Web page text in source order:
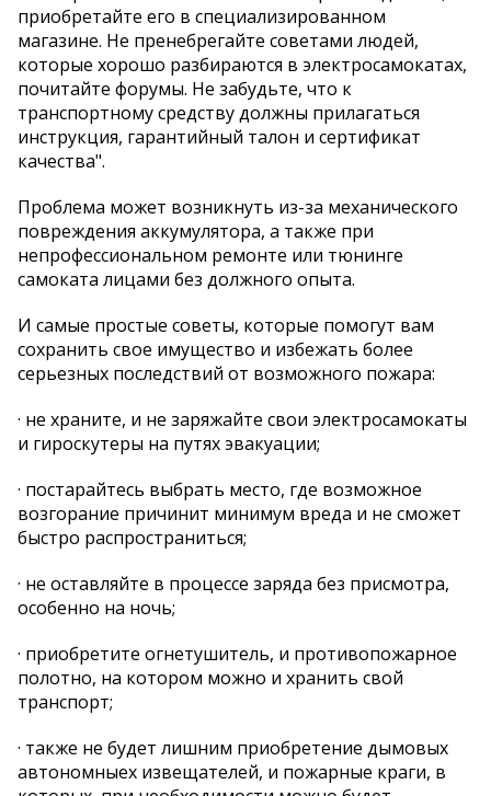
приобретайте его в специализированном
магазине. Не пренебрегайте советами людей,
которые хорошо разбираются в электросамокатах,
почитайте форумы. Не забудьте, что к
транспортному средству должны прилагаться
инструкция, гарантийный талон и сертификат
качества".
Проблема может возникнуть из-за механического
повреждения аккумулятора, а также при
непрофессиональном ремонте или тюнинге
самоката лицами без должного опыта.
И самые простые советы, которые помогут вам
сохранить свое имущество и избежать более
серьезных последствий от возможного пожара:
· не храните, и не заряжайте свои электросамокаты
и гироскутеры на путях эвакуации;
· постарайтесь выбрать место, где возможное
возгорание причинит минимум вреда и не сможет
быстро распространиться;
· не оставляйте в процессе заряда без присмотра,
особенно на ночь;
· приобретите огнетушитель, и противопожарное
полотно, на котором можно и хранить свой
транспорт;
· также не будет лишним приобретение дымовых
автономныех извещателей, и пожарные краги, в